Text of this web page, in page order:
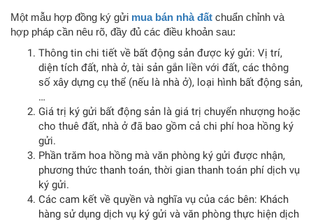
Một mẫu hợp đồng ký gửi mua bán nhà đất chuẩn chỉnh và
hợp pháp cần nêu rõ, đầy đủ các điều khoản sau:
Thông tin chi tiết về bất động sản được ký gửi: Vị trí,
diện tích đất, nhà ở, tài sản gắn liền với đất, các thông
số xây dựng cụ thể (nếu là nhà ở), loại hình bất động sản,
…
Giá trị ký gửi bất động sản là giá trị chuyển nhượng hoặc
cho thuê đất, nhà ở đã bao gồm cả chi phí hoa hồng ký
gửi.
Phần trăm hoa hồng mà văn phòng ký gửi được nhận,
phương thức thanh toán, thời gian thanh toán phí dịch vụ
ký gửi.
Các cam kết về quyền và nghĩa vụ của các bên: Khách
hàng sử dụng dịch vụ ký gửi và văn phòng thực hiện dịch